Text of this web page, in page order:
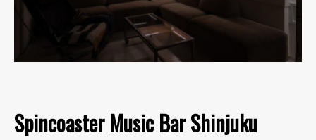
Spincoaster Music Bar Shinjuku